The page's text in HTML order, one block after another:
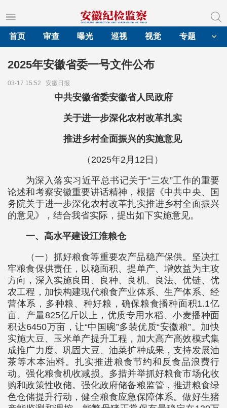
首页
审查 曝光 巡视 视觉 专题
2025年安徽省委一号文件公布
03-17 15:52 安徽日报
中共安徽省委安徽省人民政府
关于进一步深化农村改革扎实
推进乡村全面振兴的实施意见
（2025年2月12日）
为深入落实习近平总书记关于“三农”工作的重要
论述和考察安徽重要讲话精神，根据《中共中央、国
务院关于进一步深化农村改革扎实推进乡村全面振兴
的意见》，结合我省实际，提出如下实施意见。
一、高水平建设江淮粮仓
（一）抓好粮食等重要农产品稳产保供。坚决扛
牢粮食保供责任，以稳面积、提单产、增效益为主攻
方向，深入实施良田、良种、良机、良法、优链、优
农工程，加快构建现代粮食产业体系、生产体系、经
营体系，多种粮、种好粮，确保粮食播种面积1.1亿
亩、产量825亿斤以上，优质专用水稻、小麦播种面
积达6450万亩，让“中国碗”多装优质“安徽粮”。加快
实施大豆、玉米单产提升工程，加大高产高效模式集
成推广力度。巩固大豆、油菜扩种成果，支持发展油
茶等木本油料。扎实推进粮食节约和反食品浪费行
动。强化粮食机收减损。多措并举抓好粮食市场化收
购和政策性收储。强化政府储备粮监管，推进粮食绿
色仓储提升行动，健全粮食应急保障体系。做好生猪